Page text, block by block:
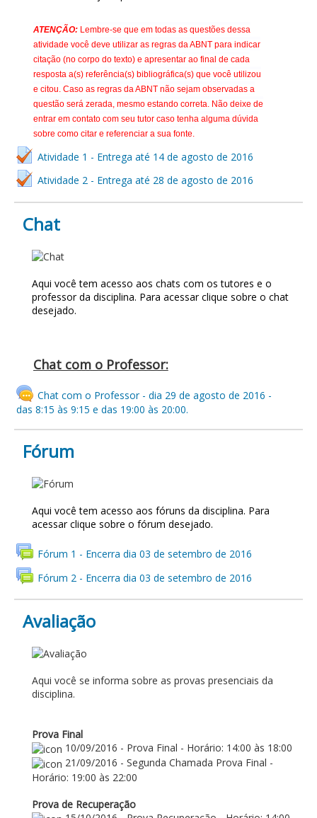
ATENÇÃO: Lembre-se que em todas as questões dessa
atividade você deve utilizar as regras da ABNT para indicar
citação (no corpo do texto) e apresentar ao final de cada
resposta a(s) referência(s) bibliográfica(s) que você utilizou
e citou. Caso as regras da ABNT não sejam observadas a
questão será zerada, mesmo estando correta. Não deixe de
entrar em contato com seu tutor caso tenha alguma dúvida
sobre como citar e referenciar a sua fonte.
Atividade 1 - Entrega até 14 de agosto de 2016
Atividade 2 - Entrega até 28 de agosto de 2016
Chat
Aqui você tem acesso aos chats com os tutores e o
professor da disciplina. Para acessar clique sobre o chat
desejado.
Chat com o Professor:
Chat com o Professor - dia 29 de agosto de 2016 -
das 8:15 às 9:15 e das 19:00 às 20:00.
Fórum
Aqui você tem acesso aos fóruns da disciplina. Para
acessar clique sobre o fórum desejado.
Fórum 1 - Encerra dia 03 de setembro de 2016
Fórum 2 - Encerra dia 03 de setembro de 2016
Avaliação
Aqui você se informa sobre as provas presenciais da
disciplina.
Prova Final
10/09/2016 - Prova Final - Horário: 14:00 às 18:00
21/09/2016 - Segunda Chamada Prova Final -
Horário: 19:00 às 22:00
Prova de Recuperação